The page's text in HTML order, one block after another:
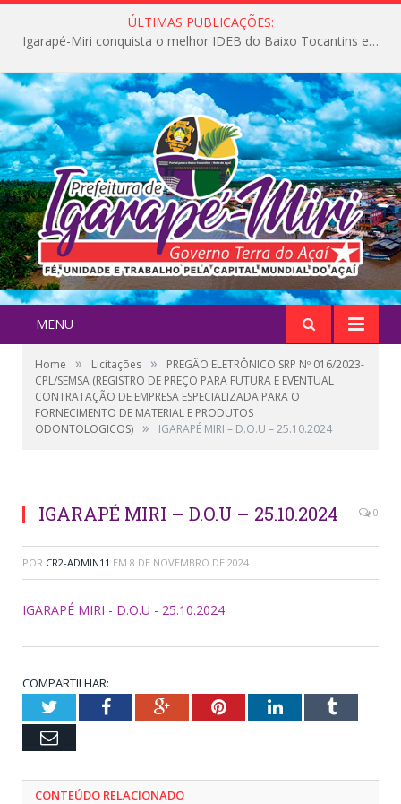
ÚLTIMAS PUBLICAÇÕES:
Igarapé-Miri conquista o melhor IDEB do Baixo Tocantins e avança na qualidade da educação pública
MENU
Home » Licitações »
PREGÃO ELETRÔNICO SRP Nº 016/2023-
CPL/SEMSA (REGISTRO DE PREÇO PARA FUTURA E EVENTUAL
CONTRATAÇÃO DE EMPRESA ESPECIALIZADA PARA O
FORNECIMENTO DE MATERIAL E PRODUTOS
ODONTOLOGICOS) » IGARAPÉ MIRI – D.O.U – 25.10.2024
IGARAPÉ MIRI – D.O.U – 25.10.2024 0
POR CR2-ADMIN11 EM 8 DE NOVEMBRO DE 2024
IGARAPÉ MIRI - D.O.U - 25.10.2024
COMPARTILHAR:
TwitterFacebookGoogle+PinterestLinkedInTumblr
Email
CONTEÚDO RELACIONADO